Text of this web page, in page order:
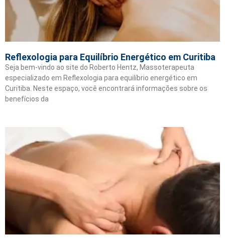
Reflexologia para Equilíbrio Energético em Curitiba
Seja bem-vindo ao site do Roberto Hentz, Massoterapeuta
especializado em Reflexologia para equilíbrio energético em
Curitiba. Neste espaço, você encontrará informações sobre os
benefícios da